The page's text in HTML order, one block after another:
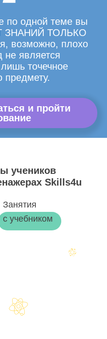
по одной теме вы
ЗНАНИЙ ТОЛЬКО
возможно, плохо
не является
точечное
предмету.
и пройти
учеников
Skills4u
Занятия
с учебником